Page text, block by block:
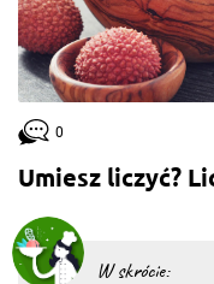
Umiesz liczyć?
W skrócie:
0